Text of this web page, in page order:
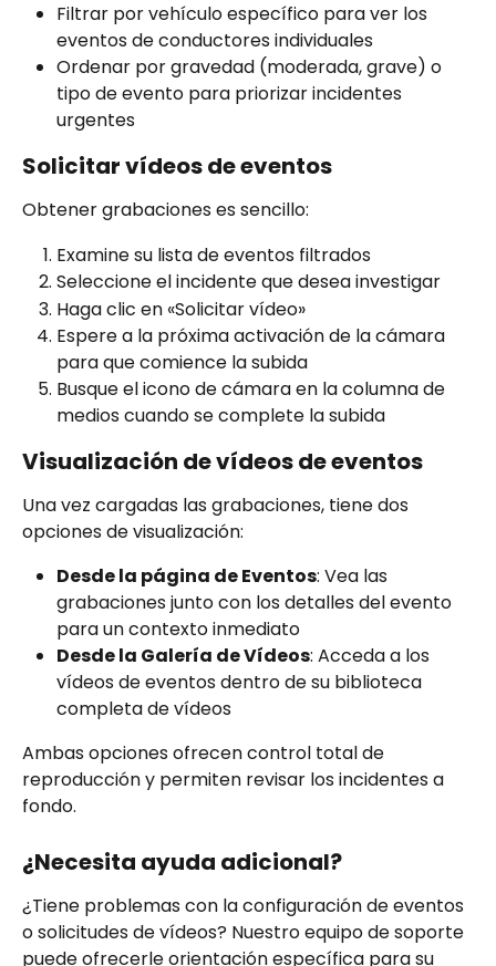
Filtrar por vehículo específico para ver los
eventos de conductores individuales
Ordenar por gravedad (moderada, grave) o
tipo de evento para priorizar incidentes
urgentes
Solicitar vídeos de eventos
Obtener grabaciones es sencillo:
Examine su lista de eventos filtrados
Seleccione el incidente que desea investigar
Haga clic en «Solicitar vídeo»
Espere a la próxima activación de la cámara
para que comience la subida
Busque el icono de cámara en la columna de
medios cuando se complete la subida
Visualización de vídeos de eventos
Una vez cargadas las grabaciones, tiene dos
opciones de visualización:
Desde la página de Eventos: Vea las
grabaciones junto con los detalles del evento
para un contexto inmediato
Desde la Galería de Vídeos: Acceda a los
vídeos de eventos dentro de su biblioteca
completa de vídeos
Ambas opciones ofrecen control total de
reproducción y permiten revisar los incidentes a
fondo.
¿Necesita ayuda adicional?
¿Tiene problemas con la configuración de eventos
o solicitudes de vídeos? Nuestro equipo de soporte
puede ofrecerle orientación específica para su